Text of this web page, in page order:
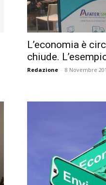
L’economia è
chiude.
Redazione - 8 Novembre